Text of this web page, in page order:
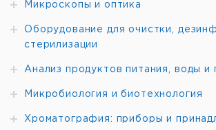
Микроскопы и оптика
Оборудование для очистки,
стерилизации
Анализ продуктов питания, воды и
Микробиология и биотехнология
Хроматография: приборы и